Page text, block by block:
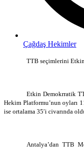
Çağdaş Hekimler
TTB seçimlerini
Etkin Demokrratik
Hekim Platformu’nun oyları
ise ortalama 35′i civarında
Antalya’dan TTB